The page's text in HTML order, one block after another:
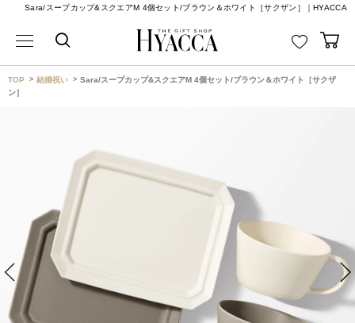
Sara/スープカップ&スクエアM 4個セット/ブラウン＆ホワイト［サクザン］｜HYACCA
TOP 結婚祝い
Sara/スープカップ&スクエアM 4個セット/ブラウン＆ホワイト［サクザ
ン］